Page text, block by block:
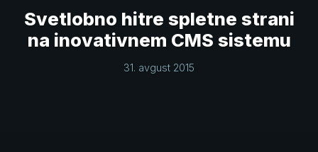
Svetlobno hitre spletne strani
na inovativnem CMS sistemu
31. avgust 2015